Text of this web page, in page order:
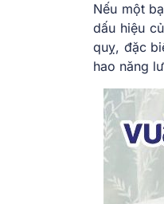
Nếu một
dấu hiệu
quỵ, đặc
hao năng